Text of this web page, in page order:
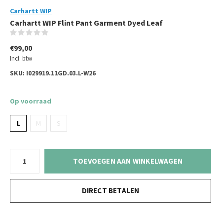
Carhartt WIP
Carhartt WIP Flint Pant Garment Dyed Leaf
€99,00
Incl. btw
SKU: I029919.11GD.03.L-W26
Op voorraad
L M S
TOEVOEGEN AAN WINKELWAGEN
DIRECT BETALEN